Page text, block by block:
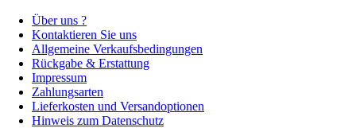
Über uns ?
Kontaktieren Sie uns
Allgemeine Verkaufsbedingungen
Rückgabe & Erstattung
Impressum
Zahlungsarten
Lieferkosten und Versandoptionen
Hinweis zum Datenschutz